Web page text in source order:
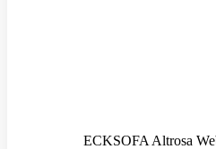
ECKSOFA Altrosa